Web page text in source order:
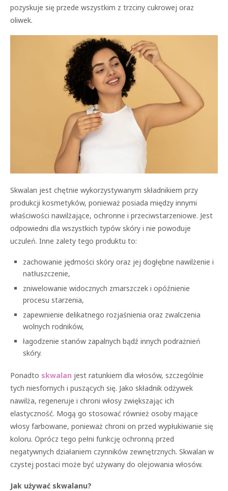
pozyskuje się przede wszystkim z trzciny cukrowej oraz
oliwek.
Skwalan jest chętnie wykorzystywanym składnikiem przy
produkcji kosmetyków, ponieważ posiada między innymi
właściwości nawilżające, ochronne i przeciwstarzeniowe. Jest
odpowiedni dla wszystkich typów skóry i nie powoduje
uczuleń. Inne zalety tego produktu to:
zachowanie jędrności skóry oraz jej dogłębne nawilżenie i
natłuszczenie,
zniwelowanie widocznych zmarszczek i opóźnienie
procesu starzenia,
zapewnienie delikatnego rozjaśnienia oraz zwalczenia
wolnych rodników,
łagodzenie stanów zapalnych bądź innych podrażnień
skóry.
Ponadto skwalan jest ratunkiem dla włosów, szczególnie
tych niesfornych i puszących się. Jako składnik odżywek
nawilża, regeneruje i chroni włosy zwiększając ich
elastyczność. Mogą go stosować również osoby mające
włosy farbowane, ponieważ chroni on przed wypłukiwanie się
koloru. Oprócz tego pełni funkcję ochronną przed
negatywnych działaniem czynników zewnętrznych. Skwalan w
czystej postaci może być używany do olejowania włosów.
Jak używać skwalanu?